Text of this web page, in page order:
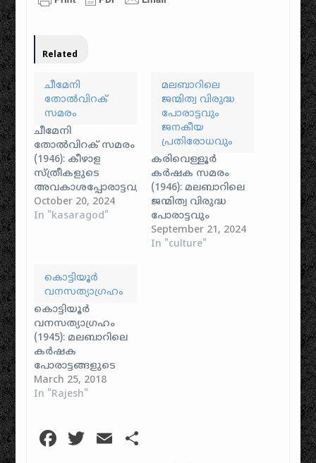
Related
ചീമേനി
തോൽവിറക്
സമരം
ചീമേനി
തോൽവിറക് സമരം
(1946): കീഴാള
സ്ത്രീകളുടെ
അവകാശപ്പോരാട്ടവും
കാർഷിക വിപ്ലവവും
- ഒരു ചരിത്ര
ചരിത്രത്തിൽ,
പ്രത്യേകിച്ചും സ്ത്രീ
മുന്നേറ്റങ്ങളുടെ
നാൾവഴിയിൽ
സമാനതകളില്ലാത്ത
ഒരു അധ്യായമാണ്
1946-ൽ ഉത്തര
മലബാറിലെ
(ഇന്നത്തെ
കാസർഗോഡ് ജില്ല)
'തോൽവിറക്
സമരം'.
October 20, 2024
In "kasaragod"
മലബാറിലെ
ജന്മിത്വ വിരുദ്ധ
പോരാട്ടവും
ജനകീയ
പ്രതിരോധവും
കരിവെള്ളൂർ
കർഷക സമരം
(1946): മലബാറിലെ
ജന്മിത്വ വിരുദ്ധ
പോരാട്ടവും
ജനകീയ
പ്രതിരോധവും - ഒരു
September 21, 2024
In "culture"
കൊട്ടിയൂർ
വനസത്യാഗ്രഹം
കൊട്ടിയൂർ
വനസത്യാഗ്രഹം
(1945): മലബാറിലെ
കർഷക
പോരാട്ടങ്ങളുടെ
ചരിത്രപരമായ
വിശകലനം
കർഷകരുടെ
ജീവൽപ്രശ്നങ്ങളെ
March 25, 2018
In "Rajesh"
Facebook
Twitter
Email